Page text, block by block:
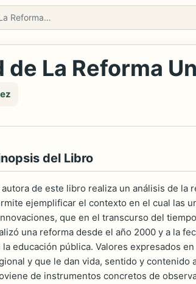
Ideal y Realidad de La Reforma Universitaria
de La Reforma
del Libro
autora de este libro realiza un análisis de la
ejemplificar el contexto en el cual las
que en el transcurso del
una reforma desde el año 2000 y a la
la educación pública. Valores expresados
y que le dan vida, sentido y contenido
de instrumentos concretos de